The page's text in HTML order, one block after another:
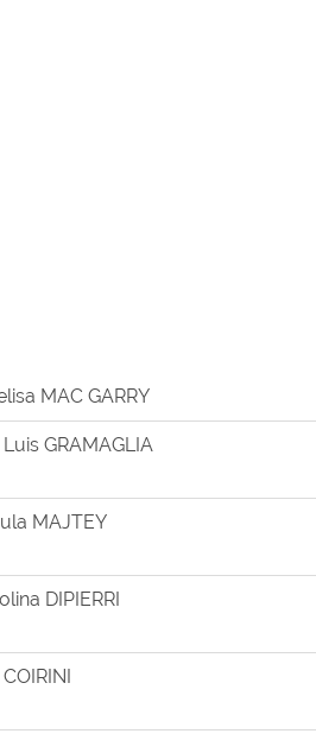
MAC GARRY
GRAMAGLIA
MAJTEY
DIPIERRI